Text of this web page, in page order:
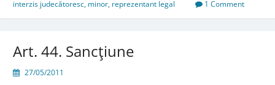
interzis judecătoresc, minor, reprezentant legal 1 Comment
Art. 44. Sancţiune
27/05/2011